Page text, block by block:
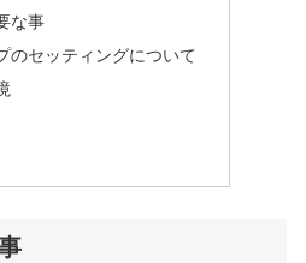
な事
のセッティングについて